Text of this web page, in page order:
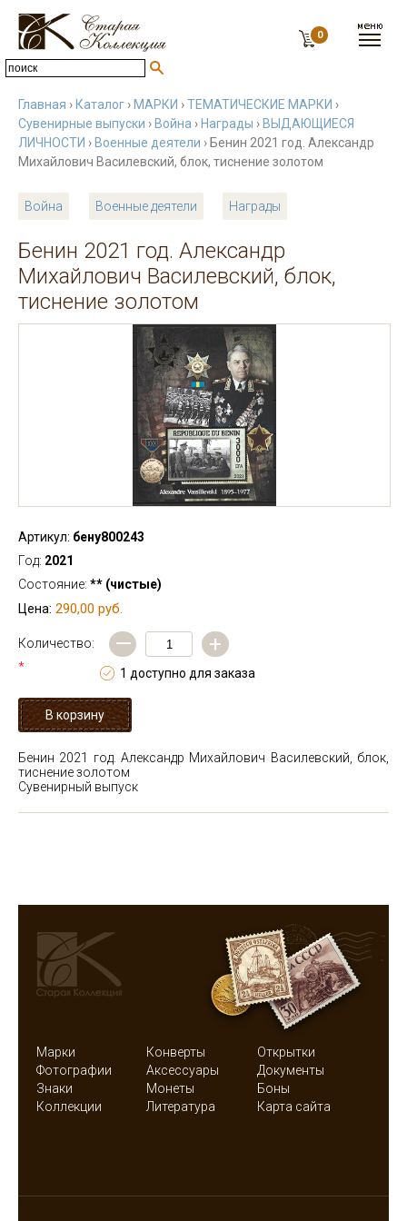
0
Главная › Каталог › МАРКИ ›ТЕМАТИЧЕСКИЕ МАРКИ ›
Сувенирные выпуски › Война › Награды › ВЫДАЮЩИЕСЯ
ЛИЧНОСТИ › Военные деятели › Бенин 2021 год. Александр
Михайлович Василевский, блок, тиснение золотом
Война Военные деятели Награды
Бенин 2021 год. Александр
Михайлович Василевский, блок,
тиснение золотом
Артикул: бену800243
Год: 2021
Состояние: ** (чистые)
Цена: 290,00 руб.
Количество:
*
— +
1 доступно для заказа
Бенин 2021 год. Александр Михайлович Василевский, блок,
тиснение золотом
Сувенирный выпуск
Марки Конверты
Открытки
Фотографии
Аксессуары
Документы
Знаки
Монеты
Боны
Коллекции
Литература Карта сайта